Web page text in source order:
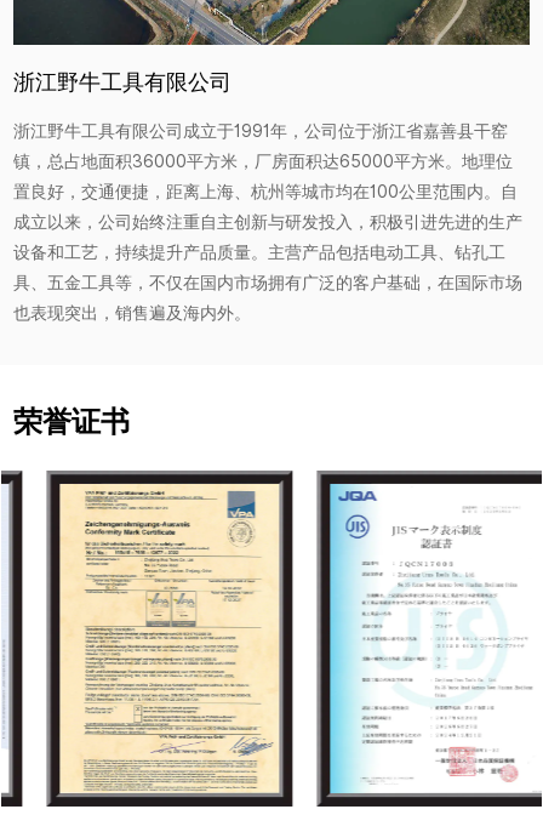
浙江野牛工具有限公司
浙江野牛工具有限公司成立于1991年，公司位于浙江省嘉善县干窑
镇，总占地面积36000平方米，厂房面积达65000平方米。地理位
置良好，交通便捷，距离上海、杭州等城市均在100公里范围内。自
成立以来，公司始终注重自主创新与研发投入，积极引进先进的生产
设备和工艺，持续提升产品质量。主营产品包括电动工具、钻孔工
具、五金工具等，不仅在国内市场拥有广泛的客户基础，在国际市场
也表现突出，销售遍及海内外。
荣誉证书